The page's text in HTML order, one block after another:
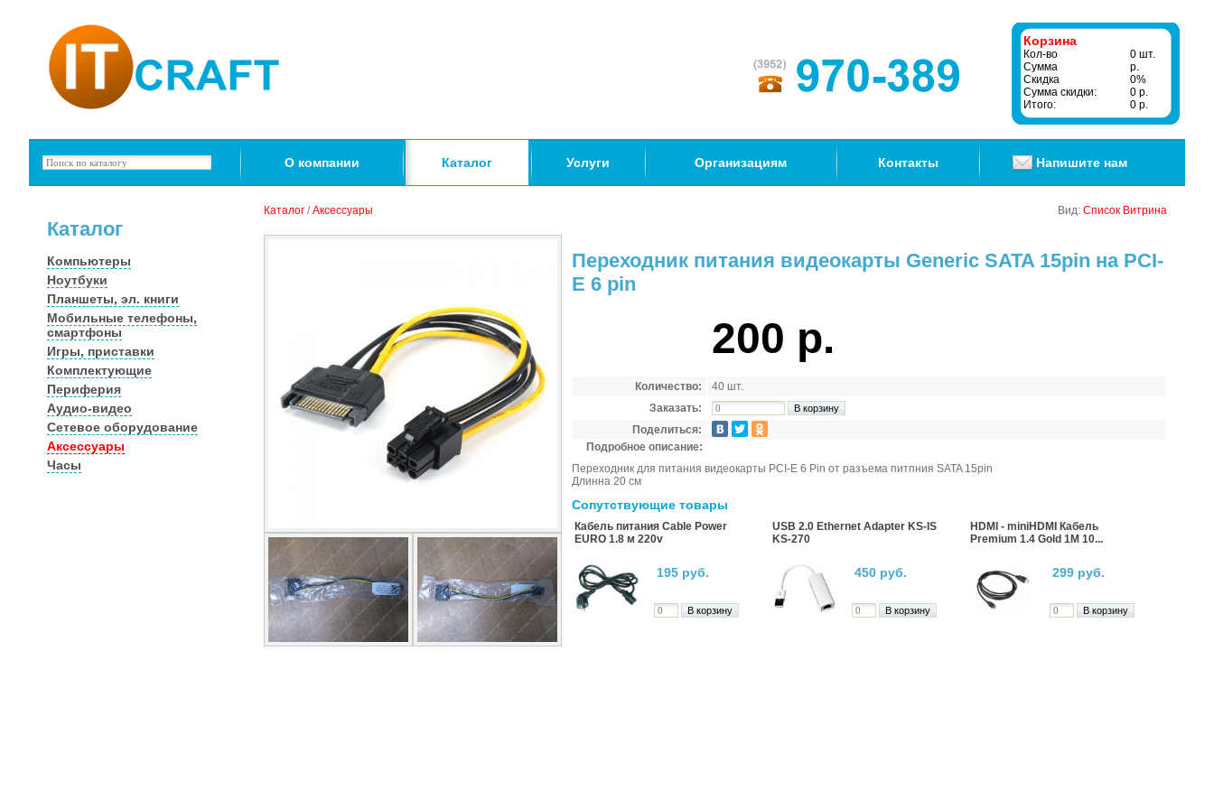
Корзина
Кол-во
0 шт.
Сумма
р.
Скидка
0%
Сумма скидки:
0 р.
Итого:
0 р.
О компании Каталог Услуги Организациям Контакты Напишите нам
Каталог
Компьютеры
Ноутбуки
Планшеты, эл. книги
Мобильные телефоны,
смартфоны
Игры, приставки
Комплектующие
Периферия
Аудио-видео
Сетевое оборудование
Аксессуары
Часы
Каталог /Аксессуары Вид: Список Витрина
Переходник питания видеокарты Generic SATA 15pin на PCI-
E 6 pin
200 р.
Количество:
40 шт.
Заказать:
Поделиться:
Подробное описание:
Переходник для питания видеокарты PCI-E 6 Pin от разъема питпния SATA 15pin
Длинна 20 см
Сопутствующие товары
Кабель питания Cable Power
EURO 1.8 м 220v
195 руб.
USB 2.0 Ethernet Adapter KS-IS
KS-270
450 руб.
HDMI - miniHDMI Кабель
Premium 1.4 Gold 1М 10...
299 руб.